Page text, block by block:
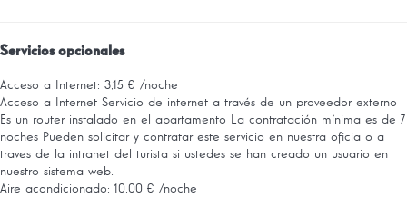
Servicios opcionales
Acceso a Internet: 3,15 € /noche
Acceso a Internet Servicio de internet a través de un proveedor externo
Es un router instalado en el apartamento La contratación mínima es de 7
noches Pueden solicitar y contratar este servicio en nuestra oficia o a
traves de la intranet del turista si ustedes se han creado un usuario en
nuestro sistema web.
Aire acondicionado: 10,00 € /noche